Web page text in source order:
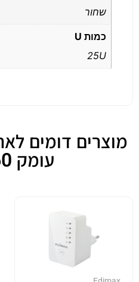
שחור
כמות U
25U
עומק 60 ס"מ